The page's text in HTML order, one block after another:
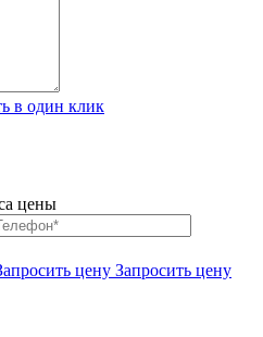
в один клик
цены
Запросить цену